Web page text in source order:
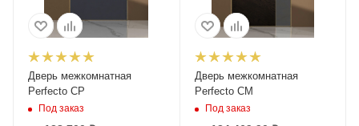
Дверь межкомнатная
Perfecto CP
Под заказ
Дверь межкомнатная
Perfecto CМ
Под заказ